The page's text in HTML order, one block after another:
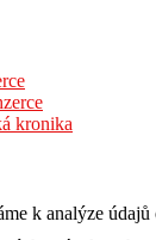
kronika
k analýze údajů